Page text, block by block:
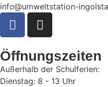
info@umweltstation-
Öffnungszeiten
Außerhalb der Schulferien:
Dienstag: 8 - 13 Uhr